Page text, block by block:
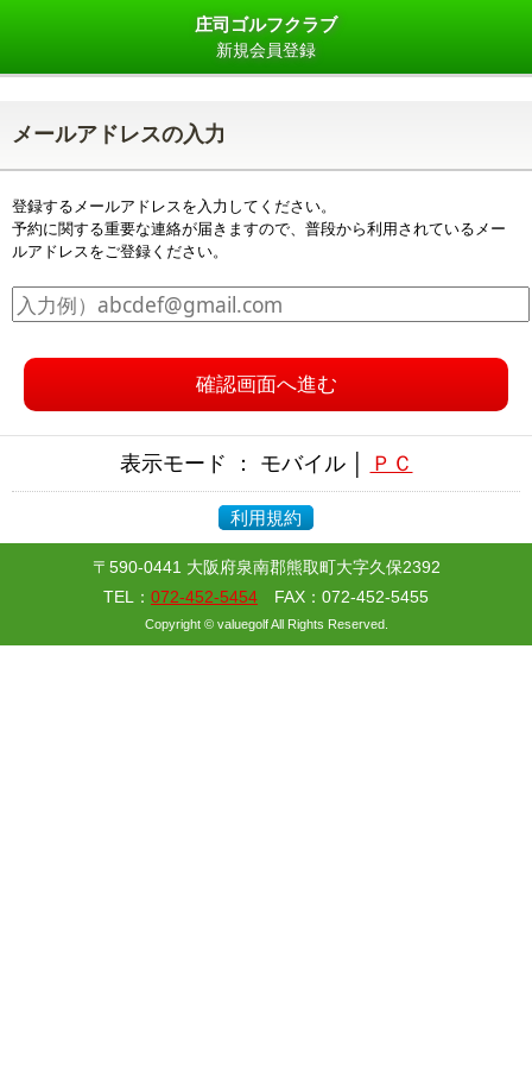
庄司ゴルフクラブ
新規会員登録
メールアドレスの入力
登録するメールアドレスを入力してください。
予約に関する重要な連絡が届きますので、普段から利用されているメー
ルアドレスをご登録ください。
確認画面へ進む
表示モード ： モバイル │ ＰＣ
利用規約
〒590-0441 大阪府泉南郡熊取町大字久保2392
TEL： 072-452-5454 FAX：072-452-5455
Copyright © valuegolf All Rights Reserved.